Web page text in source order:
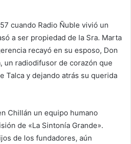
cuando Radio Ñuble vivió un
a ser propiedad de la Sra. Marta
recayó en su esposo, Don
un radiodifusor de corazón que
Talca y dejando atrás su querida
Chillán un equipo humano
de «La Sintonía Grande».
de los fundadores, aún